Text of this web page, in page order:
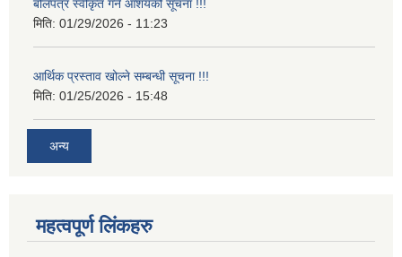
बोलपत्र स्वीकृत गर्ने आशयको सूचना !!!
मिति: 01/29/2026 - 11:23
आर्थिक प्रस्ताव खोल्ने सम्बन्धी सूचना !!!
मिति: 01/25/2026 - 15:48
अन्य
महत्वपूर्ण लिंकहरु